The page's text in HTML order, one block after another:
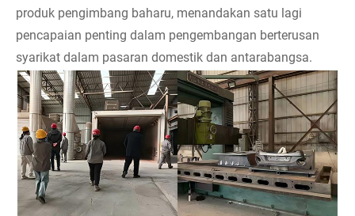
produk pengimbang baharu, menandakan satu lagi
pencapaian penting dalam pengembangan berterusan
syarikat dalam pasaran domestik dan antarabangsa.